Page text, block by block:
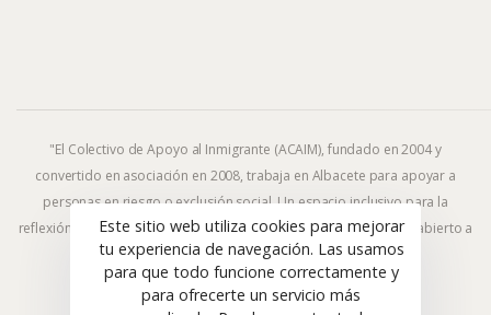
"El Colectivo de Apoyo al Inmigrante (ACAIM), fundado en 2004 y
convertido en asociación en 2008, trabaja en Albacete para apoyar a
personas en riesgo o exclusión social. Un espacio inclusivo para la
reflexión y la acción frente al fenómeno migratorio y la exclusión, abierto a
todas las ideologías y religiones."
Este sitio web utiliza cookies para mejorar
tu experiencia de navegación. Las usamos
para que todo funcione correctamente y
para ofrecerte un servicio más